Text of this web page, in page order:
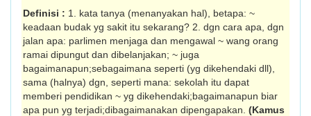
Definisi : 1. kata tanya (menanyakan hal), betapa: ~
keadaan budak yg sakit itu sekarang? 2. dgn cara apa, dgn
jalan apa: parlimen menjaga dan mengawal ~ wang orang
ramai dipungut dan dibelanjakan; ~ juga
bagaimanapun;sebagaimana seperti (yg dikehendaki dll),
sama (halnya) dgn, seperti mana: sekolah itu dapat
memberi pendidikan ~ yg dikehendaki;bagaimanapun biar
apa pun yg terjadi;dibagaimanakan dipengapakan. (Kamus